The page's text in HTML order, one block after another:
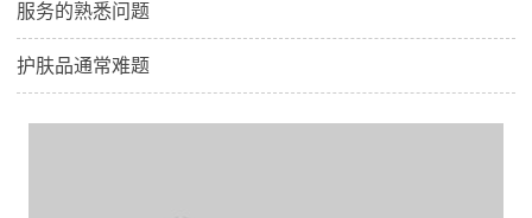
服务的熟悉问题
护肤品通常难题